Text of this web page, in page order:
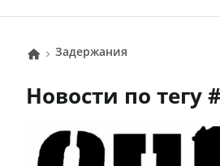
задержания
Новости по тегу